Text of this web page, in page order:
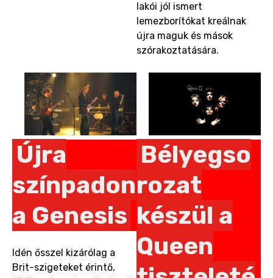
lakói jól ismert
lemezborítókat kreálnak
újra maguk és mások
szórakoztatására.
Újra
színpadon
a Genesis
Idén ősszel kizárólag a
Brit-szigeteket érintő,
Bélyegso
rozat
készül a
Queen